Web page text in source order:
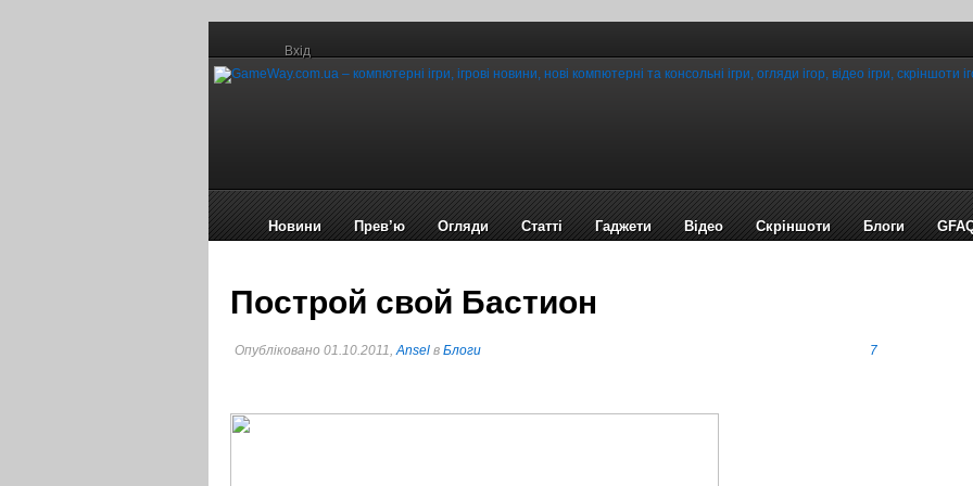
Вхід
Новини Прев’ю Огляди Статті Гаджети Відео Cкріншоти Блоги
Построй свой Бастион
Опубліковано 01.10.2011,Ansel в Блоги 7